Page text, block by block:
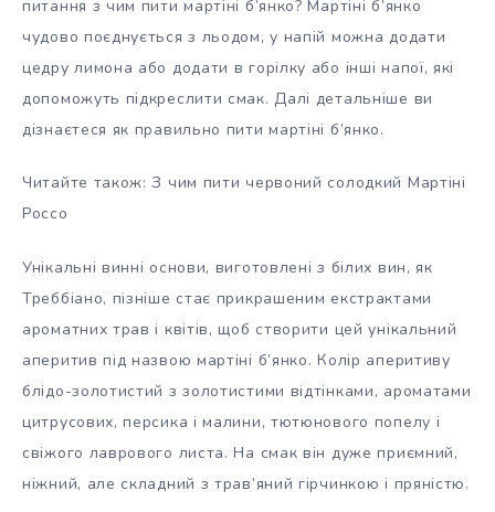
питання з чим пити мартіні б’янко? Мартіні б’янко
чудово поєднується з льодом, у напій можна додати
цедру лимона або додати в горілку або інші напої, які
допоможуть підкреслити смак. Далі детальніше ви
дізнаєтеся як правильно пити мартіні б’янко.
Читайте також: З чим пити червоний солодкий Мартіні
Россо
Унікальні винні основи, виготовлені з білих вин, як
Треббіано, пізніше стає прикрашеним екстрактами
ароматних трав і квітів, щоб створити цей унікальний
аперитив під назвою мартіні б’янко. Колір аперитиву
блідо-золотистий з золотистими відтінками, ароматами
цитрусових, персика і малини, тютюнового попелу і
свіжого лаврового листа. На смак він дуже приємний,
ніжний, але складний з трав’яний гірчинкою і пряністю.